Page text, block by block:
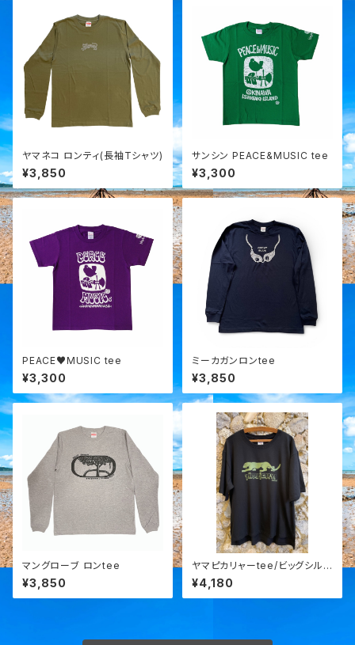
ヤマネコ ロンティ(長袖Tシャツ)
¥3,850
サンシン PEACE&MUSIC tee
¥3,300
PEACE♥MUSIC tee
¥3,300
ミーカガンロンtee
¥3,850
マングローブ ロンtee
¥3,850
ヤマピカリャーtee/ビッグシル
エット
¥4,180